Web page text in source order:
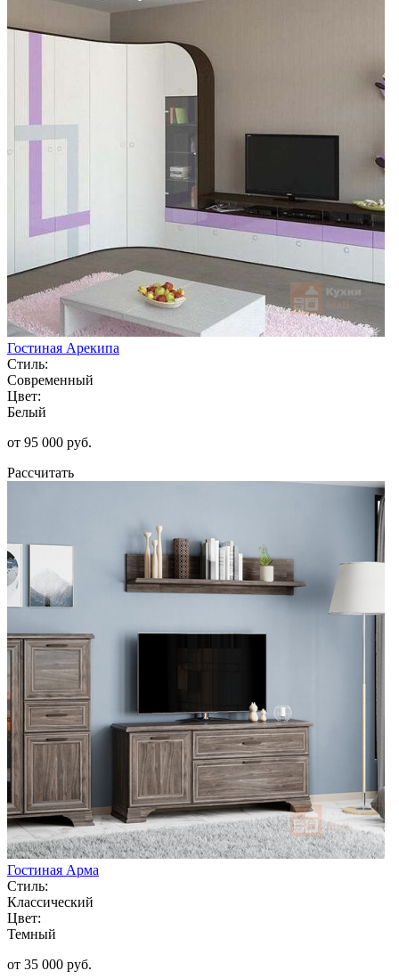
Гостиная Арекипа
Стиль:
Современный
Цвет:
Белый
от 95 000 руб.
Рассчитать
Гостиная Арма
Стиль:
Классический
Цвет:
Темный
от 35 000 руб.